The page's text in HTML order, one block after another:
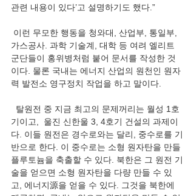
관련 내용이 있다’고 설명하기도 했다.”
가스공사. 과학 기술계, 대학 등 여려 엘리트
군단들이 홍위병처럼 붙어 문서를 작성한 것
이다. 물론 국내는 에너지 산업의 원천인 원자
력 발전소 영구정치 작업을 하고 말이다.
기이고,  울진 신한울 3, 4호기 건설의 과제이
다. 이들 원전은 경수로와는 달리, 중수로를 기
반으로 한다. 이 중수로는 소형 원자탄을 만들
플루토늄을 축출할 수 있다. 북한은 그 원전 기
술을 얻으면 소형 원자탄을 다량 만들 수 있
고, 에너지源을 얻을 수 있다. 그것을 북한에